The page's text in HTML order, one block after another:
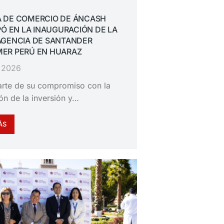
COMERCIO DE ÁNCASH
EN LA INAUGURACIÓN DE LA
DE SANTANDER
PERÚ EN HUARAZ
de su compromiso con la
de la inversión y…